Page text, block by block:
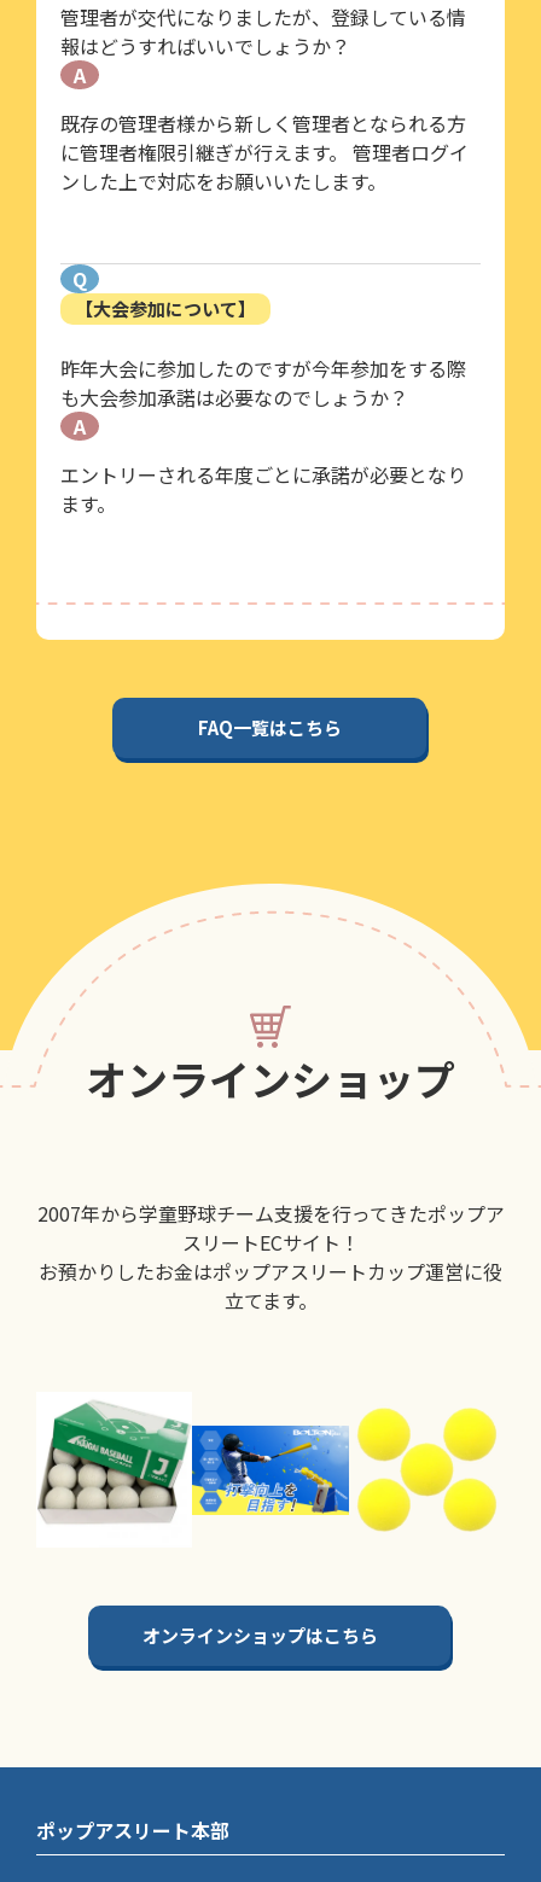
管理者が交代になりましたが、登録している情
報はどうすればいいでしょうか？
A
既存の管理者様から新しく管理者となられる方
に管理者権限引継ぎが行えます。 管理者ログイ
ンした上で対応をお願いいたします。
Q
【大会参加について】
昨年大会に参加したのですが今年参加をする際
も大会参加承諾は必要なのでしょうか？
A
エントリーされる年度ごとに承諾が必要となり
ます。
FAQ一覧はこちら
オンラインショップ
2007年から学童野球チーム支援を行ってきたポップア
スリートECサイト！
お預かりしたお金はポップアスリートカップ運営に役
立てます。
オンラインショップはこちら
ポップアスリート本部